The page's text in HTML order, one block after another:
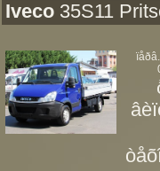
Iveco 35S11